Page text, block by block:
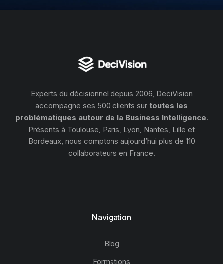
Experts du décisionnel depuis 2006, DeciVision
accompagne ses 500 clients sur toutes les
problématiques autour de la Business Intelligence.
Présents à Toulouse, Paris, Lyon, Nantes, Lille et
Bordeaux, nous comptons aujourd’hui plus de 110
collaborateurs en France.
Navigation
Blog
Formations